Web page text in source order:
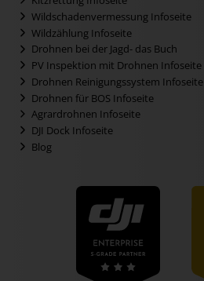
Wildschadenvermessung Infoseite
Wildzählung Infoseite
Drohnen bei der Jagd- das Buch
PV Inspektion mit Drohnen Infoseite
Drohnen Reinigungssystem Infoseite
Drohnen für BOS Infoseite
Agrardrohnen Infoseite
DJI Dock Infoseite
Blog